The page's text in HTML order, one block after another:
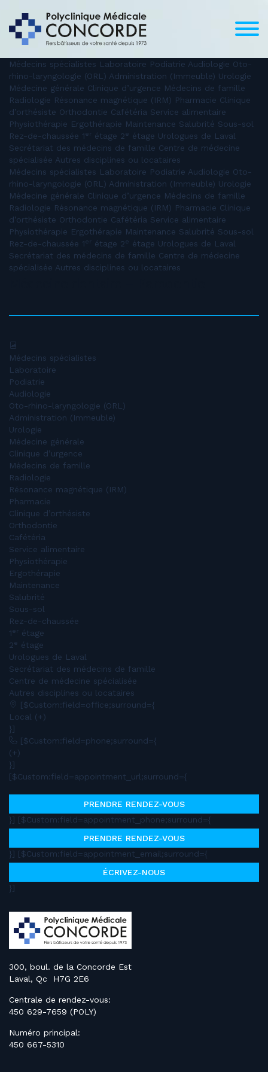
Médecins spécialistes Laboratoire Podiatrie Audiologie Oto-
rhino-laryngologie (ORL) Administration (Immeuble) Urologie
Médecine générale Clinique d’urgence Médecins de famille
Radiologie Résonance magnétique (IRM) Pharmacie Clinique
d’orthésiste Orthodontie Cafétéria Service alimentaire
Physiothérapie Ergothérapie Maintenance Salubrité Sous-sol
Rez-de-chaussée 1er étage 2e étage Urologues de Laval
Secrétariat des médecins de famille Centre de médecine
spécialisée Autres disciplines ou locataires
Médecins spécialistes Laboratoire Podiatrie Audiologie Oto-
rhino-laryngologie (ORL) Administration (Immeuble) Urologie
Médecine générale Clinique d’urgence Médecins de famille
Radiologie Résonance magnétique (IRM) Pharmacie Clinique
d’orthésiste Orthodontie Cafétéria Service alimentaire
Physiothérapie Ergothérapie Maintenance Salubrité Sous-sol
Rez-de-chaussée 1er étage 2e étage Urologues de Laval
Secrétariat des médecins de famille Centre de médecine
spécialisée Autres disciplines ou locataires
Médecins spécialistes
Laboratoire
Podiatrie
Audiologie
Oto-rhino-laryngologie (ORL)
Administration (Immeuble)
Urologie
Médecine générale
Clinique d’urgence
Médecins de famille
Radiologie
Résonance magnétique (IRM)
Pharmacie
Clinique d’orthésiste
Orthodontie
Cafétéria
Service alimentaire
Physiothérapie
Ergothérapie
Maintenance
Salubrité
Sous-sol
Rez-de-chaussée
1er étage
2e étage
Urologues de Laval
Secrétariat des médecins de famille
Centre de médecine spécialisée
Autres disciplines ou locataires
[$Custom:field=office;surround={
Local (+)
}]
[$Custom:field=phone;surround={
(+)
}]
[$Custom:field=appointment_url;surround={
PRENDRE RENDEZ-VOUS
}] [$Custom:field=appointment_phone;surround={
PRENDRE RENDEZ-VOUS
}] [$Custom:field=appointment_email;surround={
ÉCRIVEZ-NOUS
}]
300, boul. de la Concorde Est
Laval, Qc H7G 2E6
Centrale de rendez-vous:
450 629-7659 (POLY)
Numéro principal:
450 667-5310